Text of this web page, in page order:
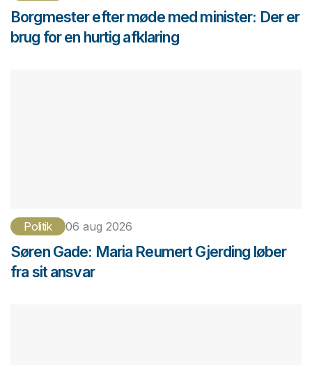
Borgmester efter møde med minister: Der er
brug for en hurtig afklaring
Politik 06 aug 2026
Søren Gade: Maria Reumert Gjerding løber
fra sit ansvar